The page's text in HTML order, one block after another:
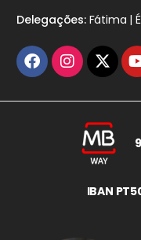
Delegações:Fátima |
IBAN